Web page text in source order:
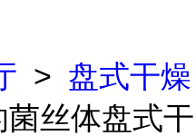
> 盘式干燥
丝体盘式干